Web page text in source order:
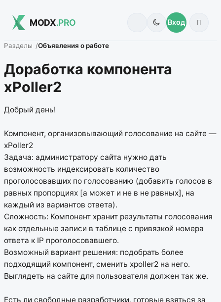
MODX.PRO Вход
Разделы Объявления о работе
Доработка компонента
xPoller2
Добрый день!
Компонент, организовывающий голосование на сайте —
xPoller2
Задача: администратору сайта нужно дать
возможность индексировать количество
проголосовавших по голосованию (добавить голосов в
равных пропорциях [а может и не в не равных], на
каждый из вариантов ответа).
Сложность: Компонент хранит результаты голосования
как отдельные записи в таблице с привязкой номера
ответа к IP проголосовавшего.
Возможный вариант решения: подобрать более
подходящий компонент, сменить xpoller2 на него.
Выглядеть на сайте для пользователя должен так же.
Есть ли свободные разработчики, готовые взяться за